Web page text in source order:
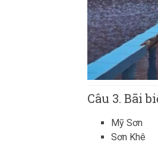
Câu 3. Bãi
Mỹ Sơn
Sơn Khê